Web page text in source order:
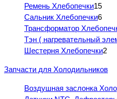
Ремень Хлебопечки15
Сальник Хлебопечки6
Трансформатор
Тэн ( нагревательный
Шестерня Хлебопечки2
Запчасти для Холодильников
Воздушная заслонка